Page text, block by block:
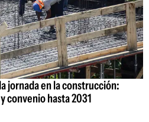
jornada en la construcción:
convenio hasta 2031